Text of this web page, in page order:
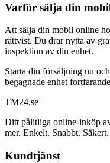
Varför sälja din
Att sälja din mobil online
rättvist. Du drar nytta av
inspektion av din enhet.
Starta din försäljning nu
begagnade enhet
TM24.se
Ditt pålitliga online-inköp
mer. Enkelt. Snabbt. Säkert.
Kundtjänst